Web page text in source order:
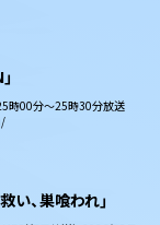
時00分～25時30分放送
い、巣喰われ」